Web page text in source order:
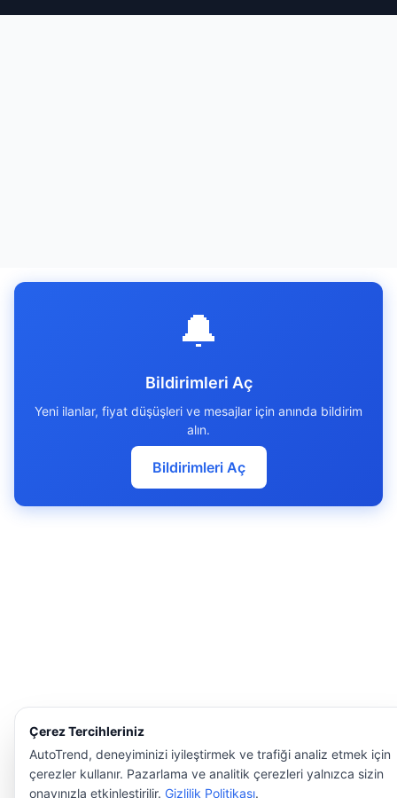
Çerez Tercihleriniz
AutoTrend, deneyiminizi iyileştirmek ve trafiği analiz etmek için
çerezler kullanır. Pazarlama ve analitik çerezleri yalnızca sizin
onayınızla etkinleştirilir. Gizlilik Politikası.
🔔
Bildirimleri Aç
Yeni ilanlar, fiyat düşüşleri ve mesajlar için anında bildirim
alın.
Bildirimleri Aç